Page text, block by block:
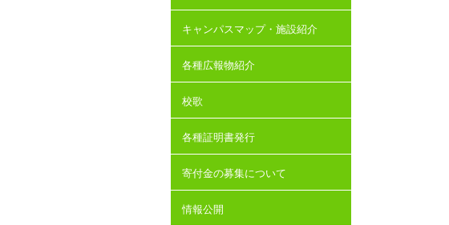
キャンパスマップ・施設紹介
各種広報物紹介
校歌
各種証明書発行
寄付金の募集について
情報公開